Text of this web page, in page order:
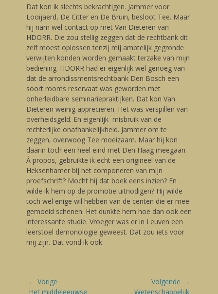
Dat kon ik slechts bekrachtigen. Jammer voor
Looijaerd, De Citter en De Bruin, besloot Tee. Maar
hij nam wel contact op met Van Dieteren van
HDORR. Die zou stellig zeggen dat de rechtbank dit
zelf moest oplossen tenzij mij ambtelijk gegronde
verwijten konden worden gemaakt terzake van mijn
bediening. HDORR had er eigenlijk wel genoeg van
dat de arrondissmentsrechtbank Den Bosch een
soort rooms reservaat was geworden met
onherleidbare seminariepraktijken. Dat kon Van
Dieteren weinig appreciëren. Het was verspillen van
overheidsgeld. En eigenlijk misbruik van de
rechterlijke onafhankelijkheid. Jammer om te
zeggen, overwoog Tee moeizaam. Maar hij kon
daarin toch een heel eind met Den Haag meegaan.
À propos, gebruikte ik echt een origineel van de
Heksenhamer bij het componeren van mijn
proefschrift? Mocht hij dat boek eens inzien? En
wilde ik hem op de promotie uitnodigen? Hij wilde
toch wel enige wil hebben van de centen die er mee
gemoeid schenen. Het dunkte hem hoe dan ook een
interessante studie. Vroeger was er in Leuven een
leerstoel demonologie geweest. Dat zou iets voor
mij zijn. Dat vond ik ook.
Bericht
← Vorige
Vorige
Het middeleeuwse
Volgende →
VolgendeWetenschappelijk